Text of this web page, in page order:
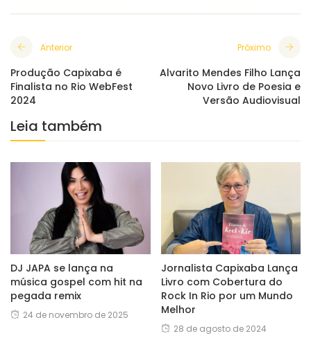
Anterior
Produção Capixaba é
Finalista no Rio WebFest
2024
Próximo
Alvarito Mendes Filho Lança
Novo Livro de Poesia e
Versão Audiovisual
Leia também
DJ JAPA se lança na
música gospel com hit na
pegada remix
24 de novembro de 2025
Jornalista Capixaba Lança
Livro com Cobertura do
Rock In Rio por um Mundo
Melhor
28 de agosto de 2024